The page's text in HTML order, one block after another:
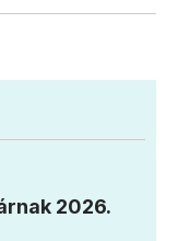
2026.